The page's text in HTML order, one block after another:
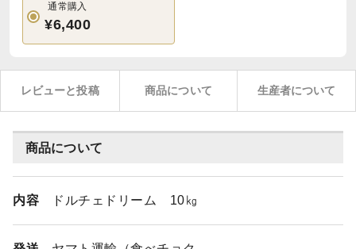
通常購入
¥6,400
レビューと投稿 商品について 生産者について
商品について
内容 ドルチェドリーム 10㎏